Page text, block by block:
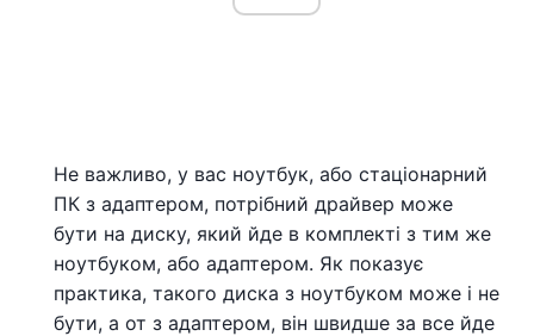
Не важливо, у вас ноутбук, або стаціонарний
ПК з адаптером, потрібний драйвер може
бути на диску, який йде в комплекті з тим же
ноутбуком, або адаптером. Як показує
практика, такого диска з ноутбуком може і не
бути, а от з адаптером, він швидше за все йде